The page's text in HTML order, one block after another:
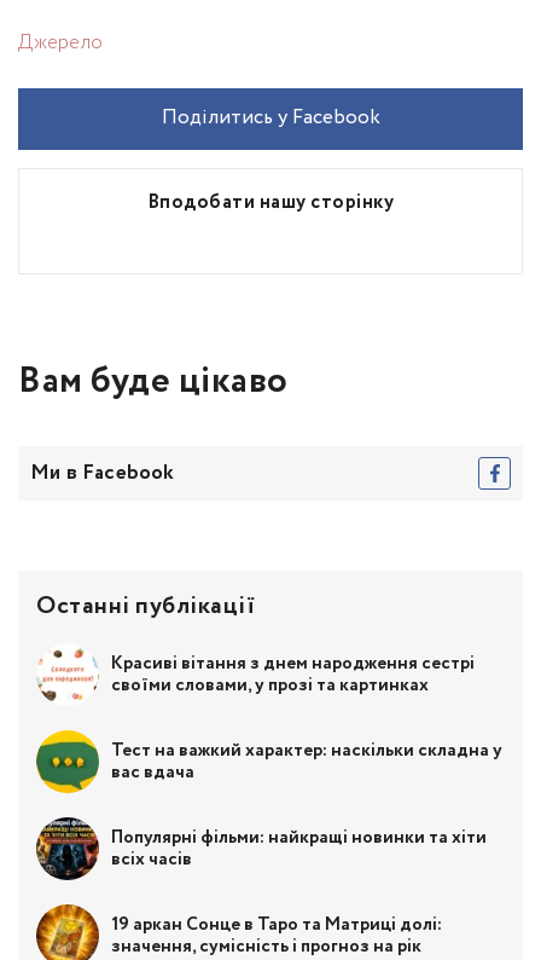
Джерело
Вподобати нашу сторінку
Поділитись у Facebook
Вам буде цікаво
Ми в Facebook
Останні публікації
Красиві вітання з днем народження сестрі
своїми словами, у прозі та картинках
Тест на важкий характер: наскільки складна у
вас вдача
Популярні фільми: найкращі новинки та хіти
всіх часів
19 аркан Сонце в Таро та Матриці долі:
значення, сумісність і прогноз на рік